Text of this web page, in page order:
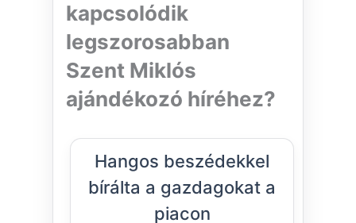
kapcsolódik
legszorosabban
Szent Miklós
ajándékozó híréhez?
Hangos beszédekkel
bírálta a gazdagokat a
piacon